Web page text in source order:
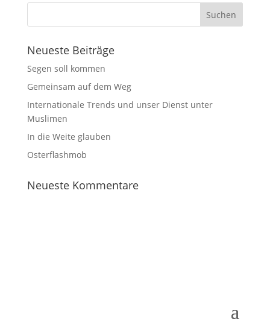
Neueste Beiträge
Segen soll kommen
Gemeinsam auf dem Weg
Internationale Trends und unser Dienst unter
Muslimen
In die Weite glauben
Osterflashmob
Neueste Kommentare